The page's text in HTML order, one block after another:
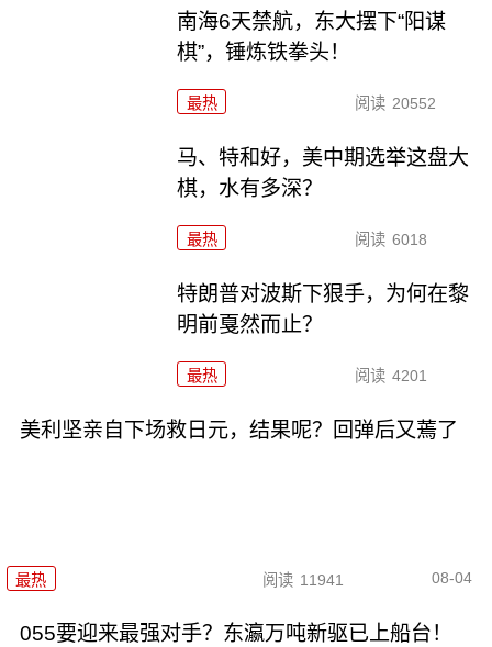
南海6天禁航，东大摆下“阳谋
棋”，锤炼铁拳头！
最热 阅读 20552
马、特和好，美中期选举这盘大
棋，水有多深？
最热 阅读 6018
特朗普对波斯下狠手，为何在黎
明前戛然而止？
最热 阅读 4201
美利坚亲自下场救日元，结果呢？回弹后又蔫了
最热 阅读 11941 08-04
055要迎来最强对手？东瀛万吨新驱已上船台！